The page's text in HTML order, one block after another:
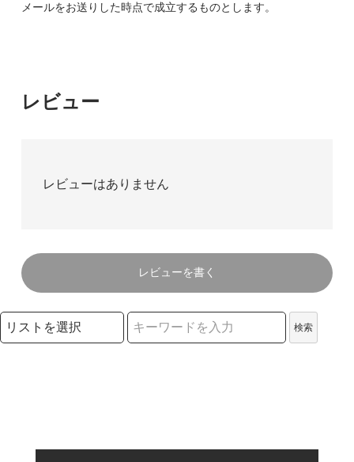
メールをお送りした時点で成立するものとします。
レビュー
レビューはありません
レビューを書く
検索リストの選択
検索